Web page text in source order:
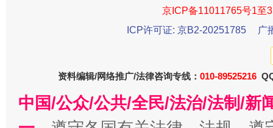
京ICP备11011765号1至
ICP许可证: 京B2-20251785
广
资料编辑/网络推广/法律咨询专线： 010-89525216
中国/公众/公共/全民/法治/法制/新